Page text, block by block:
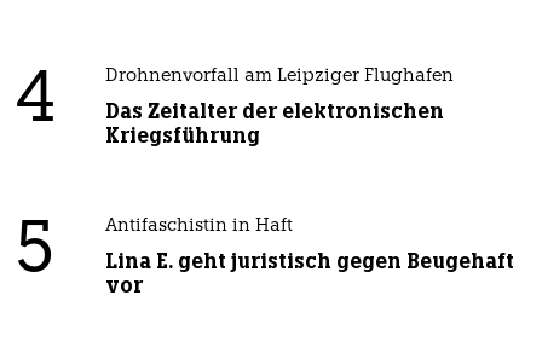
4 Drohnenvorfall am Leipziger Flughafen
Das Zeitalter der elektronischen
Kriegsführung
5 Antifaschistin in Haft
Lina E. geht juristisch gegen Beugehaft
vor